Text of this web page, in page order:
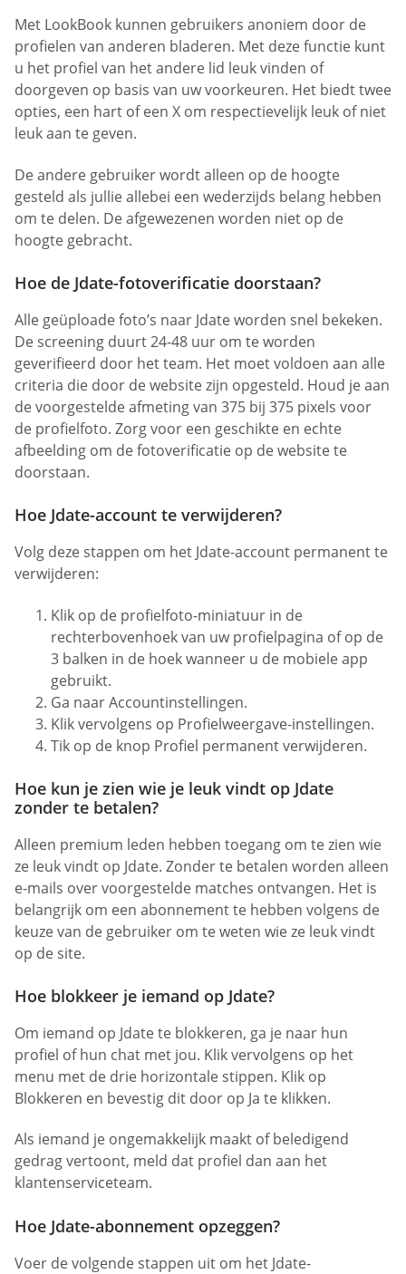
Met LookBook kunnen gebruikers anoniem door de
profielen van anderen bladeren. Met deze functie kunt
u het profiel van het andere lid leuk vinden of
doorgeven op basis van uw voorkeuren. Het biedt twee
opties, een hart of een X om respectievelijk leuk of niet
leuk aan te geven.
De andere gebruiker wordt alleen op de hoogte
gesteld als jullie allebei een wederzijds belang hebben
om te delen. De afgewezenen worden niet op de
hoogte gebracht.
Hoe de Jdate-fotoverificatie doorstaan?
Alle geüploade foto’s naar Jdate worden snel bekeken.
De screening duurt 24-48 uur om te worden
geverifieerd door het team. Het moet voldoen aan alle
criteria die door de website zijn opgesteld. Houd je aan
de voorgestelde afmeting van 375 bij 375 pixels voor
de profielfoto. Zorg voor een geschikte en echte
afbeelding om de fotoverificatie op de website te
doorstaan.
Hoe Jdate-account te verwijderen?
Volg deze stappen om het Jdate-account permanent te
verwijderen:
Klik op de profielfoto-miniatuur in de
rechterbovenhoek van uw profielpagina of op de
3 balken in de hoek wanneer u de mobiele app
gebruikt.
Ga naar Accountinstellingen.
Klik vervolgens op Profielweergave-instellingen.
Tik op de knop Profiel permanent verwijderen.
Hoe kun je zien wie je leuk vindt op Jdate
zonder te betalen?
Alleen premium leden hebben toegang om te zien wie
ze leuk vindt op Jdate. Zonder te betalen worden alleen
e-mails over voorgestelde matches ontvangen. Het is
belangrijk om een abonnement te hebben volgens de
keuze van de gebruiker om te weten wie ze leuk vindt
op de site.
Hoe blokkeer je iemand op Jdate?
Om iemand op Jdate te blokkeren, ga je naar hun
profiel of hun chat met jou. Klik vervolgens op het
menu met de drie horizontale stippen. Klik op
Blokkeren en bevestig dit door op Ja te klikken.
Als iemand je ongemakkelijk maakt of beledigend
gedrag vertoont, meld dat profiel dan aan het
klantenserviceteam.
Hoe Jdate-abonnement opzeggen?
Voer de volgende stappen uit om het Jdate-